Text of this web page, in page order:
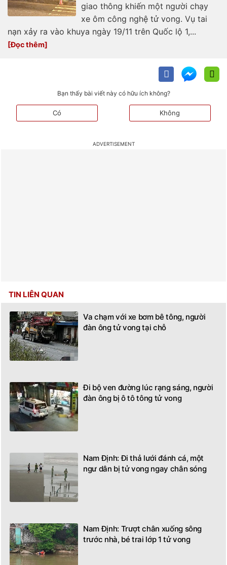
giao thông khiến một người chạy
xe ôm công nghệ tử vong. Vụ tai
nạn xảy ra vào khuya ngày 19/11 trên Quốc lộ 1,...
Bạn thấy bài viết này có hữu ích không?
Có Không
TIN LIÊN QUAN
Va chạm với xe bơm bê tông, người
đàn ông tử vong tại chỗ
Đi bộ ven đường lúc rạng sáng, người
đàn ông bị ô tô tông tử vong
Nam Định: Đi thả lưới đánh cá, một
ngư dân bị tử vong ngay chân sóng
Nam Định: Trượt chân xuống sông
trước nhà, bé trai lớp 1 tử vong